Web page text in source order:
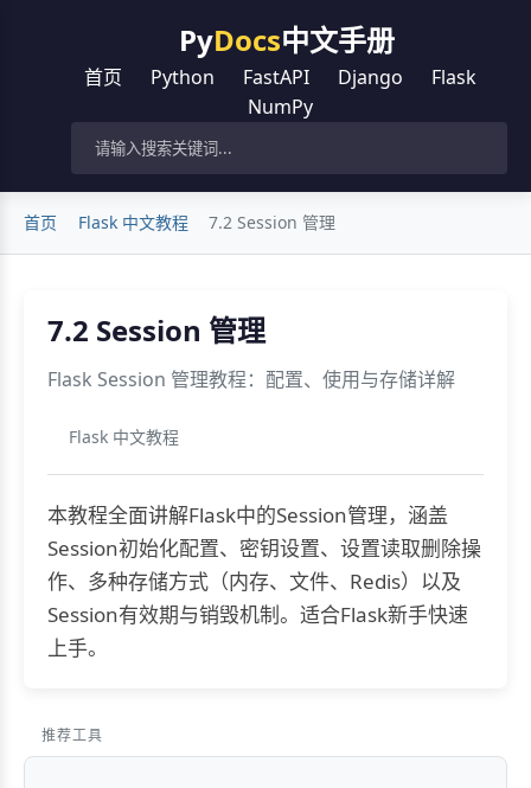
PyDocs中文手册
首页 Python FastAPI Django
Flask
NumPy
首页 Flask 中文教程 7.2 Session 管理
7.2 Session 管理
Flask Session 管理教程：配置、使用与存储详解
Flask 中文教程
本教程全面讲解Flask中的Session管理，涵盖
Session初始化配置、密钥设置、设置读取删除操
作、多种存储方式（内存、文件、Redis）以及
Session有效期与销毁机制。适合Flask新手快速
上手。
推荐工具